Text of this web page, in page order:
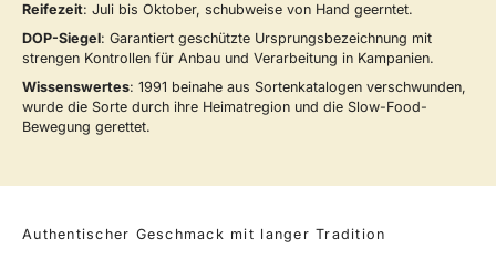
0
€
Reifezeit: Juli bis Oktober, schubweise von Hand geerntet.
DOP-Siegel: Garantiert geschützte Ursprungsbezeichnung mit
strengen Kontrollen für Anbau und Verarbeitung in Kampanien.
Wissenswertes: 1991 beinahe aus Sortenkatalogen verschwunden,
wurde die Sorte durch ihre Heimatregion und die Slow-Food-
Bewegung gerettet.
Authentischer Geschmack mit langer Tradition